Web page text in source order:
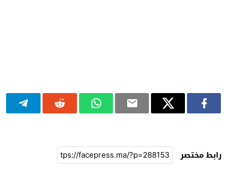
رابط مختصر